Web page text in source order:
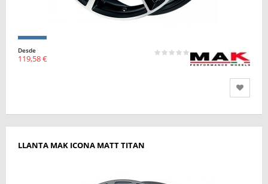
Desde
119,58 €
LLANTA MAK ICONA MATT TITAN